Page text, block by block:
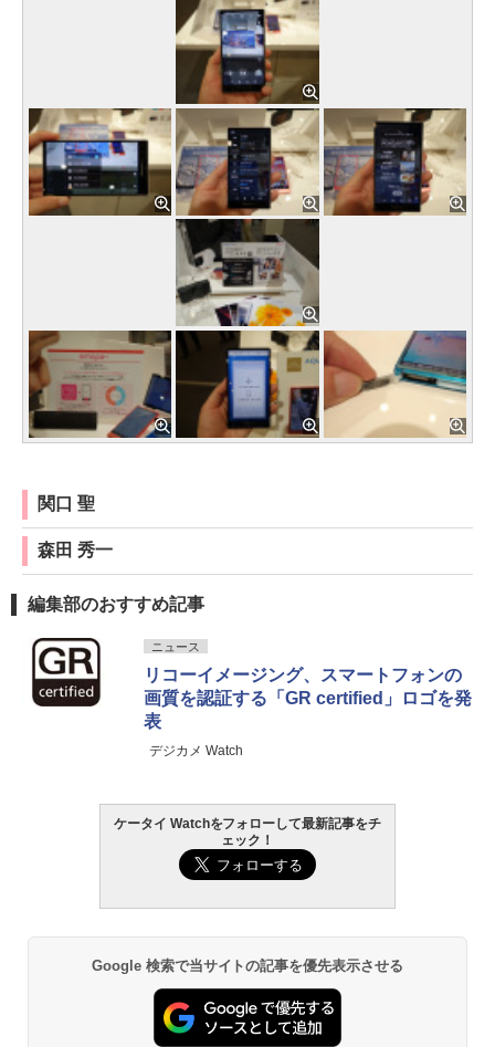
関口 聖
森田 秀一
編集部のおすすめ記事
ニュース
リコーイメージング、スマートフォンの
画質を認証する「GR certified」ロゴを発
表
デジカメ Watch
ケータイ Watchをフォローして最新記事をチ
ェック！
Google 検索で当サイトの記事を優先表示させる